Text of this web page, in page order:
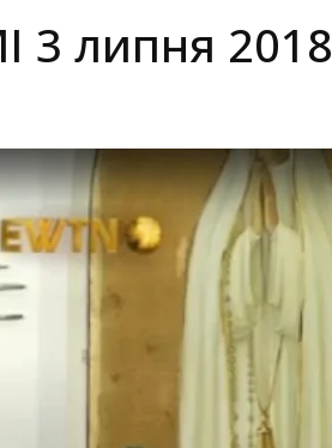
3 липня 2018